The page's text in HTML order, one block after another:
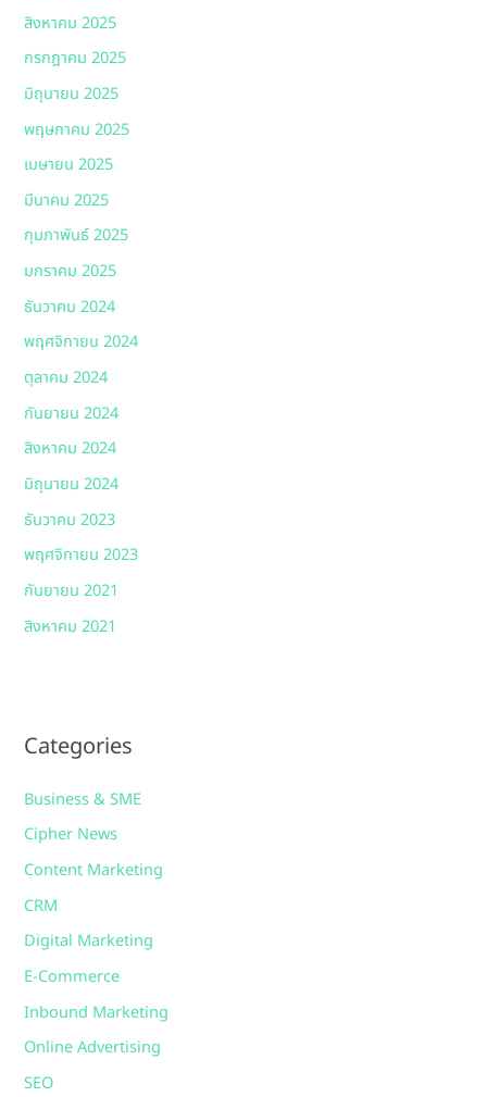
สิงหาคม 2025
กรกฎาคม 2025
มิถุนายน 2025
พฤษภาคม 2025
เมษายน 2025
มีนาคม 2025
กุมภาพันธ์ 2025
มกราคม 2025
ธันวาคม 2024
พฤศจิกายน 2024
ตุลาคม 2024
กันยายน 2024
สิงหาคม 2024
มิถุนายน 2024
ธันวาคม 2023
พฤศจิกายน 2023
กันยายน 2021
สิงหาคม 2021
Categories
Business & SME
Cipher News
Content Marketing
CRM
Digital Marketing
E-Commerce
Inbound Marketing
Online Advertising
SEO